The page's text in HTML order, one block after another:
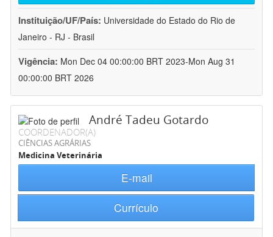
Instituição/UF/País: Universidade do Estado do Rio de
Janeiro - RJ - Brasil
Vigência: Mon Dec 04 00:00:00 BRT 2023-Mon Aug 31
00:00:00 BRT 2026
André Tadeu Gotardo
COORDENADOR(A)
CIÊNCIAS AGRÁRIAS
Medicina Veterinária
E-mail
Currículo